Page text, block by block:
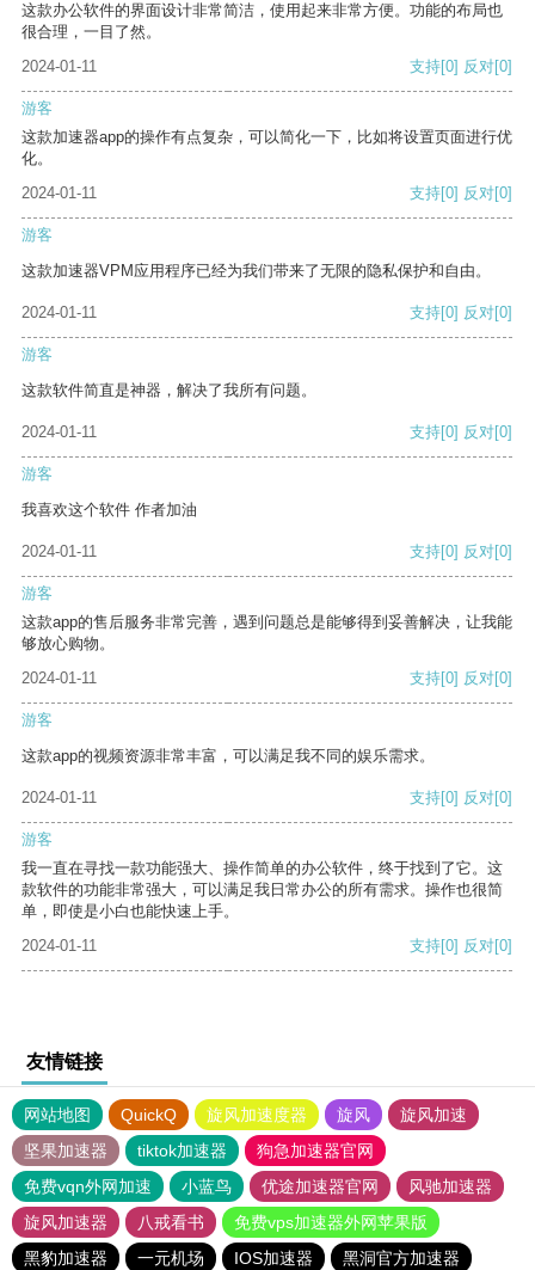
这款办公软件的界面设计非常简洁，使用起来非常方便。功能的布局也
很合理，一目了然。
2024-01-11
支持[0] 反对[0]
游客
这款加速器app的操作有点复杂，可以简化一下，比如将设置页面进行优
化。
2024-01-11
支持[0] 反对[0]
游客
这款加速器VPM应用程序已经为我们带来了无限的隐私保护和自由。
2024-01-11 支持[0] 反对[0]
游客
这款软件简直是神器，解决了我所有问题。
2024-01-11 支持[0] 反对[0]
游客
我喜欢这个软件 作者加油
2024-01-11 支持[0] 反对[0]
游客
这款app的售后服务非常完善，遇到问题总是能够得到妥善解决，让我能
够放心购物。
2024-01-11
支持[0] 反对[0]
游客
这款app的视频资源非常丰富，可以满足我不同的娱乐需求。
2024-01-11 支持[0] 反对[0]
游客
我一直在寻找一款功能强大、操作简单的办公软件，终于找到了它。这
款软件的功能非常强大，可以满足我日常办公的所有需求。操作也很简
单，即使是小白也能快速上手。
2024-01-11
支持[0] 反对[0]
友情链接
网站地图 QuickQ 旋风加速度器 旋风
旋风加速
坚果加速器
tiktok加速器
狗急加速器官网
免费vqn外网加速
小蓝鸟 优途加速器官网
风驰加速器
旋风加速器
八戒看书
免费vps加速器外网苹果版
黑豹加速器
一元机场 IOS加速器 黑洞官方加速器